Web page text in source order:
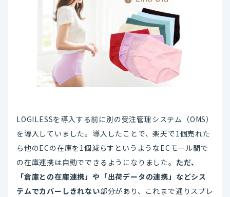
LOGILESSを導入する前に別の受注管理システム（OMS）
を導入していました。導入したことで、楽天で1個売れた
ら他のECの在庫を1個減らすというようなECモール間で
の在庫連携は自動でできるようになりました。 ただ、
「倉庫との在庫連携」や「出荷データの連携」などシス
テムでカバーしきれない部分があり、これまで通りスプレ